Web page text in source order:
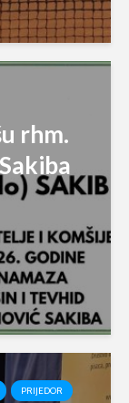
rhm.
PRIJEDOR